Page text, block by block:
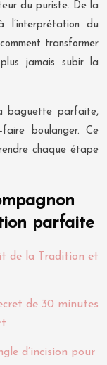
du puriste. De la
l’interprétation du
transformer
jamais subir la
baguette parfaite,
boulanger. Ce
chaque étape
parfaite
de la Tradition et
de 30 minutes
d’incision pour